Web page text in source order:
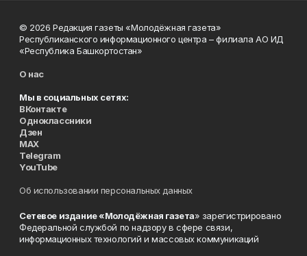
© 2026 Редакция газеты «Молодёжная газета»
Республиканского информационного центра – филиала АО ИД
«Республика Башкортостан»
О нас
Мы в социальных сетях:
ВКонтакте
Одноклассники
Дзен
MAX
Telegram
YouTube
Об использовании персональных данных
Сетевое издание «Молодёжная газета» зарегистрировано
Федеральной службой по надзору в сфере связи,
информационных технологий и массовых коммуникаций